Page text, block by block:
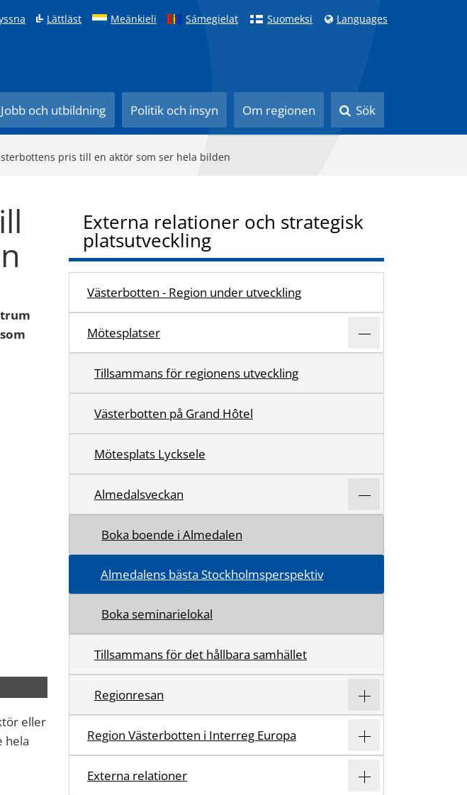
Lättläst Meänkieli Sámegielat Suomeksi Languages
Jobb och utbildning Politik och insyn Om regionen Sök
pris till en aktör som ser hela bilden
eller
hela
Externa relationer och strategisk
platsutveckling
Västerbotten - Region under utveckling
Mötesplatser
Tillsammans för regionens utveckling
Västerbotten på Grand Hôtel
Mötesplats Lycksele
Almedalsveckan
Boka boende i Almedalen
Almedalens bästa Stockholmsperspektiv
Boka seminarielokal
Tillsammans för det hållbara samhället
Regionresan
Region Västerbotten i Interreg Europa
Externa relationer